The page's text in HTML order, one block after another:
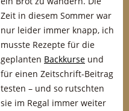
Zeit in diesem Sommer war
nur leider immer knapp, ich
musste Rezepte für die
geplanten Backkurse und
für einen Zeitschrift-Beitrag
testen – und so rutschten
sie im Regal immer weiter